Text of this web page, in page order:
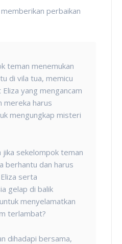
perbaikan
teman menemukan
di vila tua, memicu
yang mengancam
mereka harus
mengungkap misteri
jika sekelompok teman
berhantu dan harus
serta
gelap di balik
menyelamatkan
terlambat?
dihadapi bersama,